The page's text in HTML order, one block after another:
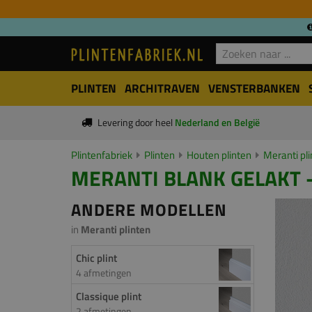
PLINTEN ARCHITRAVEN VENSTERBANKEN
Levering door heel Nederland en België
Plintenfabriek Plinten Houten plinten Meranti
MERANTI BLANK
ANDERE MODELLEN
in Meranti plinten
Chic plint
4 afmetingen
Classique plint